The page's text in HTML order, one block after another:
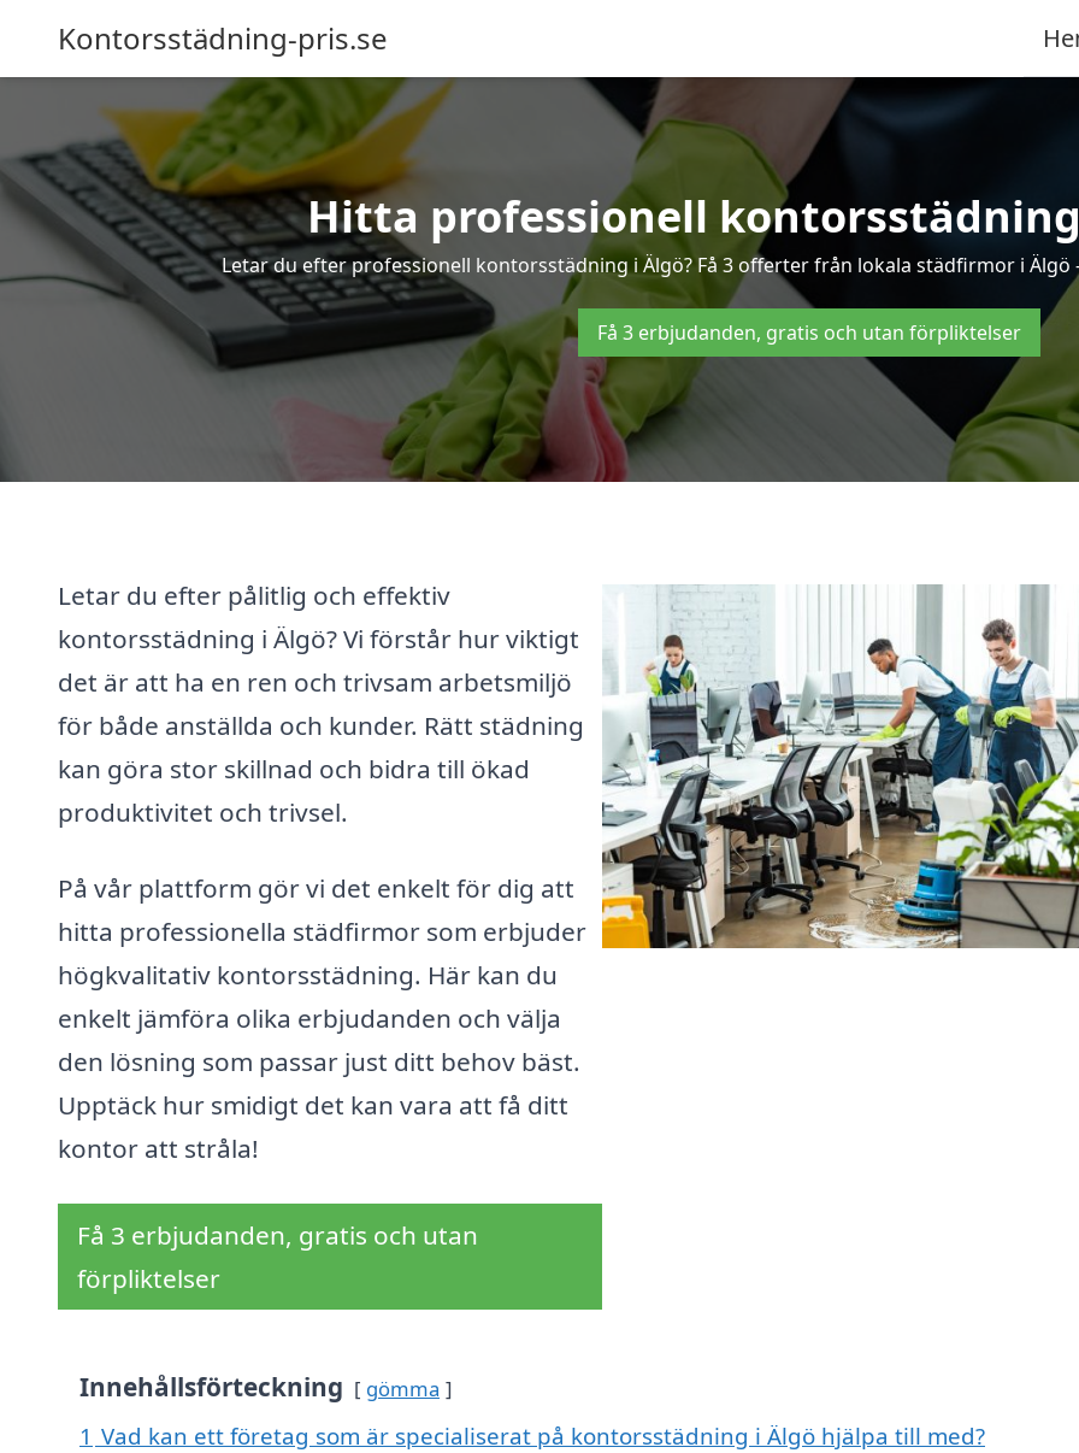
Kontorsstädning-pris.se
Hitta professionell
Letar du efter professionell kontorsstädning i Älgö? Få 3 offerter från lokala städfirmor i
Få 3 erbjudanden, gratis och utan förpliktelser
Letar du efter pålitlig och effektiv
kontorsstädning i Älgö? Vi förstår hur viktigt
det är att ha en ren och trivsam arbetsmiljö
för både anställda och kunder. Rätt städning
kan göra stor skillnad och bidra till ökad
produktivitet och trivsel.
På vår plattform gör vi det enkelt för dig att
hitta professionella städfirmor som erbjuder
högkvalitativ kontorsstädning. Här kan du
enkelt jämföra olika erbjudanden och välja
den lösning som passar just ditt behov bäst.
Upptäck hur smidigt det kan vara att få ditt
kontor att stråla!
Få 3 erbjudanden, gratis och utan
förpliktelser
Innehållsförteckning gömma
1 Vad kan ett företag som är specialiserat på kontorsstädning i Älgö hjälpa till med?